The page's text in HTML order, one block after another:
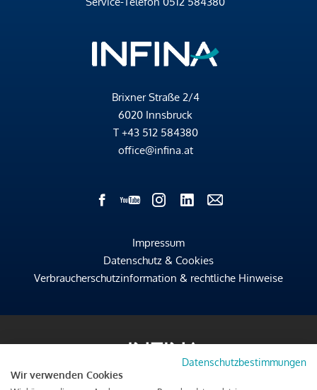
Brixner Straße 2/4
6020 Innsbruck
T +43 512 584380
office@infina.at
Impressum
Datenschutz & Cookies
Verbraucherschutzinformation & rechtliche Hinweise
Datenschutzbestimmungen
Wir verwenden Cookies